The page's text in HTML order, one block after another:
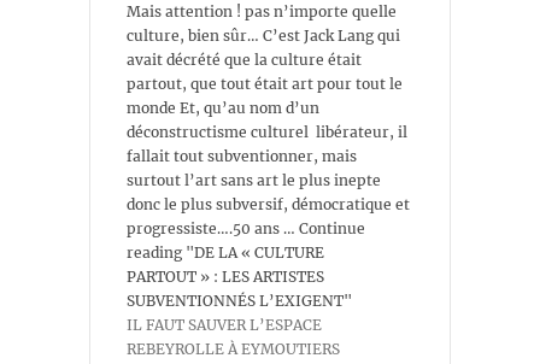
Mais attention ! pas n’importe quelle
culture, bien sûr… C’est Jack Lang qui
avait décrété que la culture était
partout, que tout était art pour tout le
monde Et, qu’au nom d’un
déconstructisme culturel libérateur, il
fallait tout subventionner, mais
surtout l’art sans art le plus inepte
donc le plus subversif, démocratique et
progressiste….50 ans … Continue
reading "DE LA « CULTURE
PARTOUT » : LES ARTISTES
SUBVENTIONNÉS L’EXIGENT"
IL FAUT SAUVER L’ESPACE
REBEYROLLE À EYMOUTIERS